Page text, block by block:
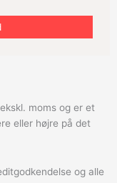
moms og er et
eller højre på det
og alle